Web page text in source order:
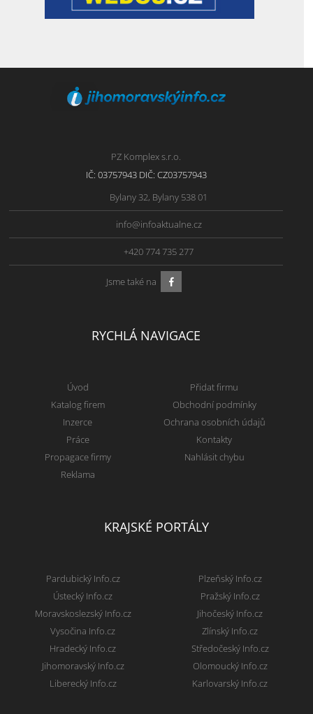
PZ Komplex s.r.o.
IČ: 03757943 DIČ: CZ03757943
Bylany 32, Bylany 538 01
info@infoaktualne.cz
+420 774 735 277
Jsme také na
RYCHLÁ NAVIGACE
Úvod
Katalog firem
Inzerce
Práce
Propagace firmy
Reklama
Přidat firmu
Obchodní podmínky
Ochrana osobních údajů
Kontakty
Nahlásit chybu
KRAJSKÉ PORTÁLY
Pardubický Info.cz
Ústecký Info.cz
Moravskoslezský Info.cz
Vysočina Info.cz
Hradecký Info.cz
Jihomoravský Info.cz
Liberecký Info.cz
Plzeňský Info.cz
Pražský Info.cz
Jihočeský Info.cz
Zlínský Info.cz
Středočeský Info.cz
Olomoucký Info.cz
Karlovarský Info.cz